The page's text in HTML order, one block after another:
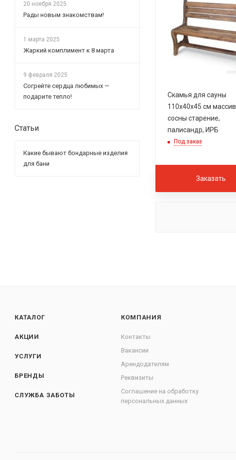
Скамья для сауны
110х40х45 см массив
сосны старение,
палисандр, ИРБ
Под заказ
Заказать
20 ноября 2025
Рады новым знакомствам!
1 марта 2025
Жаркий комплимент к 8 марта
9 февраля 2025
Согрейте сердца любимых —
подарите тепло!
Статьи
Какие бывают бондарные изделия
для бани
КАТАЛОГ
АКЦИИ
УСЛУГИ
БРЕНДЫ
СЛУЖБА ЗАБОТЫ
КОМПАНИЯ
Контакты
Вакансии
Арендодателям
Реквизиты
Соглашение на обработку
персональных данных